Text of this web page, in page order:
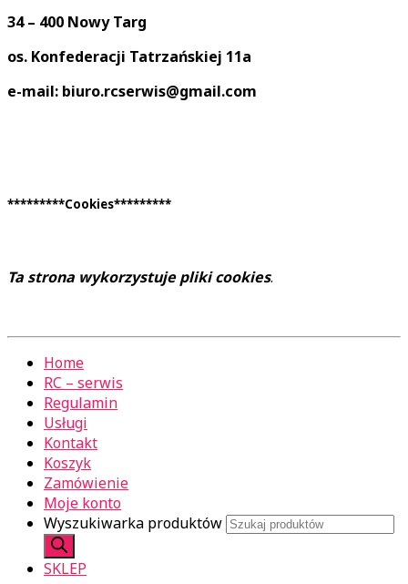
34 – 400 Nowy Targ
os. Konfederacji Tatrzańskiej 11a
e-mail: biuro.rcserwis@gmail.com
*********Cookies*********
Ta strona wykorzystuje pliki cookies.
Home
RC – serwis
Regulamin
Usługi
Kontakt
Koszyk
Zamówienie
Moje konto
Wyszukiwarka produktów
SKLEP